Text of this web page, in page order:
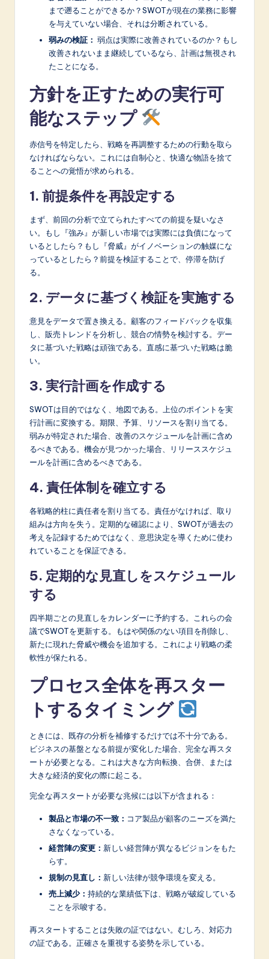
まで遡ることができるか？SWOTが現在の業務に影響
を与えていない場合、それは分断されている。
弱みの検証： 弱点は実際に改善されているのか？もし
改善されないまま継続しているなら、計画は無視され
たことになる。
方針を正すための実行可
能なステップ
赤信号を特定したら、戦略を再調整するための行動を取ら
なければならない。これには自制心と、快適な物語を捨て
ることへの覚悟が求められる。
1. 前提条件を再設定する
まず、前回の分析で立てられたすべての前提を疑いなさ
い。もし『強み』が新しい市場では実際には負債になって
いるとしたら？もし『脅威』がイノベーションの触媒にな
っているとしたら？前提を検証することで、停滞を防げ
る。
2. データに基づく検証を実施する
意見をデータで置き換える。顧客のフィードバックを収集
し、販売トレンドを分析し、競合の情勢を検討する。デー
タに基づいた戦略は頑強である。直感に基づいた戦略は脆
い。
3. 実行計画を作成する
SWOTは目的ではなく、地図である。上位のポイントを実
行計画に変換する。期限、予算、リソースを割り当てる。
弱みが特定された場合、改善のスケジュールを計画に含め
るべきである。機会が見つかった場合、リリーススケジュ
ールを計画に含めるべきである。
4. 責任体制を確立する
各戦略的柱に責任者を割り当てる。責任がなければ、取り
組みは方向を失う。定期的な確認により、SWOTが過去の
考えを記録するためではなく、意思決定を導くために使わ
れていることを保証できる。
5. 定期的な見直しをスケジュール
する
四半期ごとの見直しをカレンダーに予約する。これらの会
議でSWOTを更新する。もはや関係のない項目を削除し、
新たに現れた脅威や機会を追加する。これにより戦略の柔
軟性が保たれる。
プロセス全体を再スター
トするタイミング
ときには、既存の分析を補修するだけでは不十分である。
ビジネスの基盤となる前提が変化した場合、完全な再スタ
ートが必要となる。これは大きな方向転換、合併、または
大きな経済的変化の際に起こる。
完全な再スタートが必要な兆候には以下が含まれる：
製品と市場の不一致： コア製品が顧客のニーズを満た
さなくなっている。
経営陣の変更： 新しい経営陣が異なるビジョンをもた
らす。
規制の見直し： 新しい法律が競争環境を変える。
売上減少： 持続的な業績低下は、戦略が破綻している
ことを示唆する。
再スタートすることは失敗の証ではない。むしろ、対応力
の証である。正確さを重視する姿勢を示している。